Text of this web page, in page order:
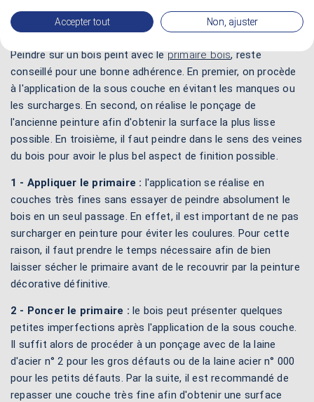
Comment peindre avec le primaire bois ?
Peindre sur un bois peint avec leprimaire bois, reste
conseillé pour une bonne adhérence. En premier, on procède
à l'application de la sous couche en évitant les manques ou
les surcharges. En second, on réalise le ponçage de
l'ancienne peinture afin d'obtenir la surface la plus lisse
possible. En troisième, il faut peindre dans le sens des veines
du bois pour avoir le plus bel aspect de finition possible.
1 - Appliquer le primaire : l'application se réalise en
couches très fines sans essayer de peindre absolument le
bois en un seul passage. En effet, il est important de ne pas
surcharger en peinture pour éviter les coulures. Pour cette
raison, il faut prendre le temps nécessaire afin de bien
laisser sécher le primaire avant de le recouvrir par la peinture
décorative définitive.
2 - Poncer le primaire : le bois peut présenter quelques
petites imperfections après l'application de la sous couche.
Il suffit alors de procéder à un ponçage avec de la laine
d'acier n° 2 pour les gros défauts ou de la laine acier n° 000
pour les petits défauts. Par la suite, il est recommandé de
repasser une couche très fine afin d'obtenir une surface
Accepter tout Non, ajuster